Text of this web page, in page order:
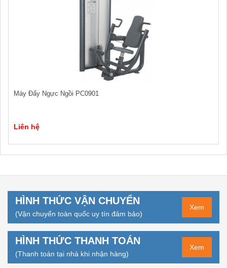
Máy Đẩy Ngực Ngồi PC0901
Liên hệ
HÌNH THỨC VẬN CHUYỂN
(Vận chuyển toàn quốc uy tín đảm bảo)
Xem
HÌNH THỨC THANH TOÁN
(Thanh toán tại nhà khi nhận hàng)
Xem